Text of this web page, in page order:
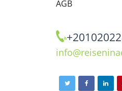
AGB